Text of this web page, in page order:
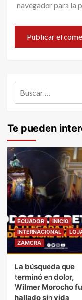
navegador para la
Te pueden
ECUADOR
INICIO
INTERNACIONAL
ZAMORA
La búsqueda que
terminó en dolor,
Wilmer Morocho
hallado sin vida